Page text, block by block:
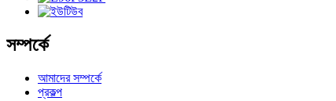
সম্পর্কে
আমাদের সম্পর্কে
প্রকল্প